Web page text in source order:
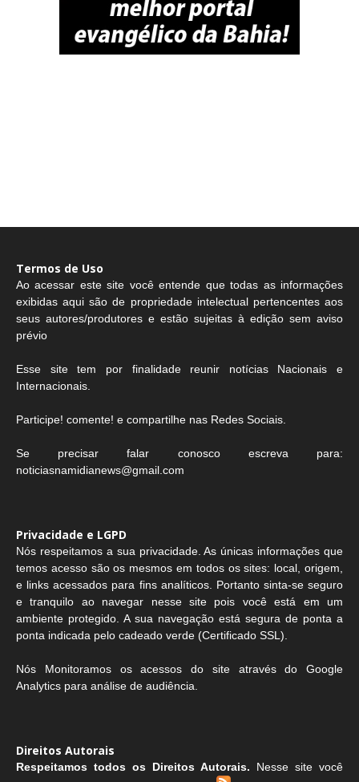
Termos de Uso
Ao acessar este site você entende que todas as informações
exibidas aqui são de propriedade intelectual pertencentes aos
seus autores/produtores e estão sujeitas à edição sem aviso
prévio
Esse site tem por finalidade reunir notícias Nacionais e
Internacionais.
Participe! comente! e compartilhe nas Redes Sociais.
Se precisar falar conosco escreva para:
noticiasnamidianews@gmail.com
Privacidade e LGPD
Nós respeitamos a sua privacidade. As únicas informações que
temos acesso são os mesmos em todos os sites: local, origem,
e links acessados para fins analíticos. Portanto sinta-se seguro
e tranquilo ao navegar nesse site pois você está em um
ambiente protegido. A sua navegação está segura de ponta a
ponta indicada pelo cadeado verde (Certificado SSL).
Nós Monitoramos os acessos do site através do Google
Analytics para análise de audiência.
Direitos Autorais
Respeitamos todos os Direitos Autorais. Nesse site você